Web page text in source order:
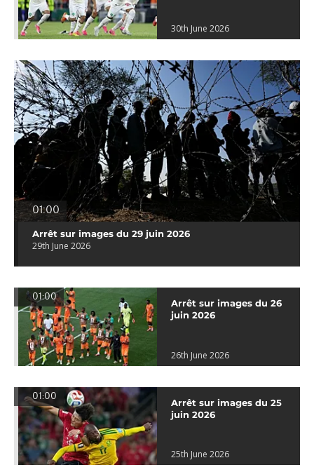
30th June 2026
01:00
Arrêt sur images du 29 juin 2026
29th June 2026
01:00
Arrêt sur images du 26
juin 2026
26th June 2026
01:00
Arrêt sur images du 25
juin 2026
25th June 2026